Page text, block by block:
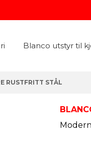
Blanco utstyr til
RUSTFRITT STÅL